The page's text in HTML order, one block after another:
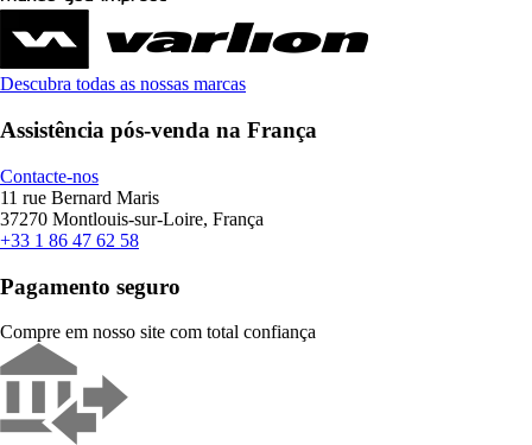
Descubra todas as nossas marcas
Assistência pós-venda na França
Contacte-nos
11 rue Bernard Maris
37270 Montlouis-sur-Loire, França
+33 1 86 47 62 58
Pagamento seguro
Compre em nosso site com total confiança